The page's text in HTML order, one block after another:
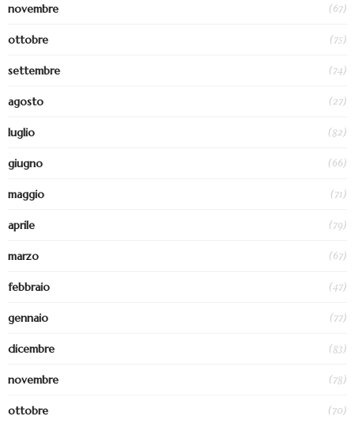
novembre (67)
ottobre (75)
settembre (74)
agosto (27)
luglio (82)
giugno (66)
maggio (71)
aprile (79)
marzo (67)
febbraio (47)
gennaio (77)
dicembre (83)
novembre (78)
ottobre (70)